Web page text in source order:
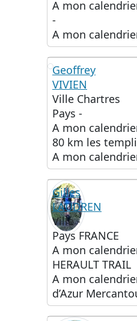
A mon
-
A mon
GV
Geoffrey
VIVIEN
Ville Chartres
Pays -
A mon
80 km les
A mon
Gilles
LAUDREN
Ville -
Pays FRANCE
A mon
HERAULT TRAIL
A mon
d’Azur